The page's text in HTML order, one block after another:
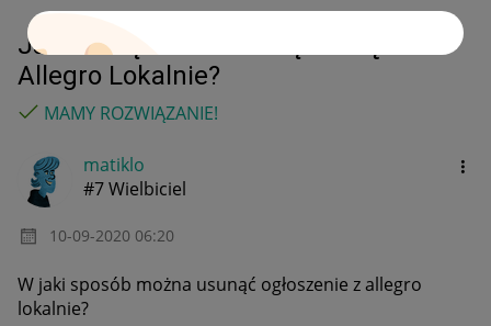
Jak usunąć zakończoną ofertę na
Allegro Lokalnie?
MAMY ROZWIĄZANIE!
matiklo
#7 Wielbiciel
‎10-09-2020 06:20
W jaki sposób można usunąć ogłoszenie z allegro
lokalnie?